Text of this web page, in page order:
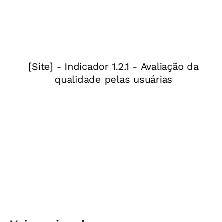
ouvindo quem faz a alfabetização acontecer,
que são justamente os professores
dúvidas na hora de começar a ser realizada.